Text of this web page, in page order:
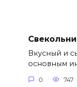
Вкусный и
основным
0 747